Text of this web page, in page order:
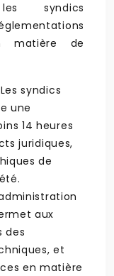
syndics
matière de
syndics
une
14 heures
juridiques,
de
aux
des
et
en matière